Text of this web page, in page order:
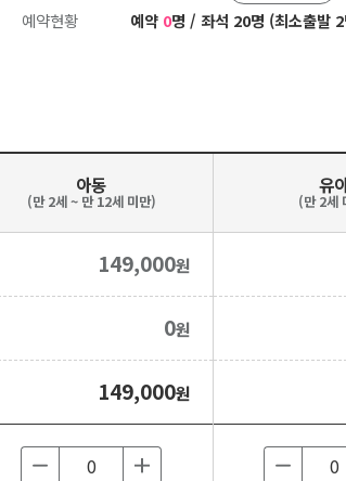
예약현황
예약 0명 / 좌석 20명 (최소출발
아동
(만 2세 ~ 만 12세 미만)
유
(만 2세
149,000원
0원
149,000원